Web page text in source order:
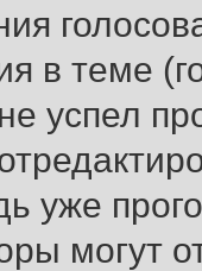
в теме
успел
уже
могут